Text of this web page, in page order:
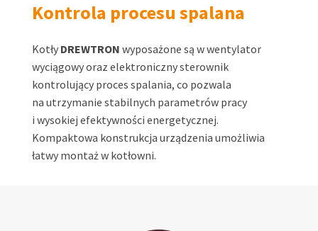
Kontrola procesu spalana
Kotły DREWTRON wyposażone są w wentylator
wyciągowy oraz elektroniczny sterownik
kontrolujący proces spalania, co pozwala
na utrzymanie stabilnych parametrów pracy
i wysokiej efektywności energetycznej.
Kompaktowa konstrukcja urządzenia umożliwia
łatwy montaż w kotłowni.